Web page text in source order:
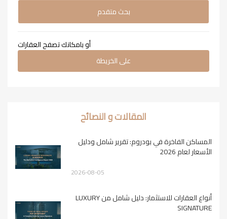
بحث متقدم
أو بامكانك تصفح العقارات
على الخريطة
المقالات و النصائح
المساكن الفاخرة في بودروم: تقرير شامل ودليل
الأسعار لعام 2026
2026-08-05
أنواع العقارات للاستثمار: دليل شامل من LUXURY
SIGNATURE